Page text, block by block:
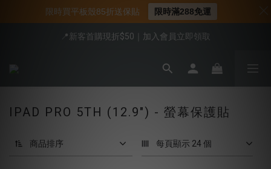
📍新客首購現折$50｜加入會員立即領取
📍新客首購現折$50｜加入會員立即領取
📌年中下殺 手機殼3折起
📍新客首購現折$50｜加入會員立即領取
IPAD PRO 5TH (12.9") - 螢幕保護貼
商品排序 每頁顯示 24 個
限時買平板殼85折送保貼 限時滿288免運